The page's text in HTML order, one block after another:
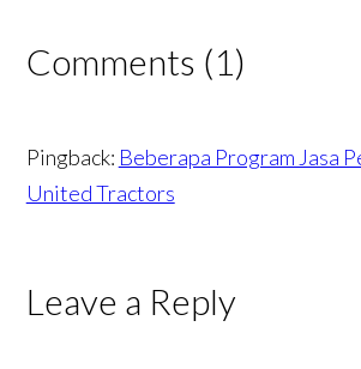
Comments (1)
Pingback: Beberapa Program Jasa
United Tractors
Leave a Reply